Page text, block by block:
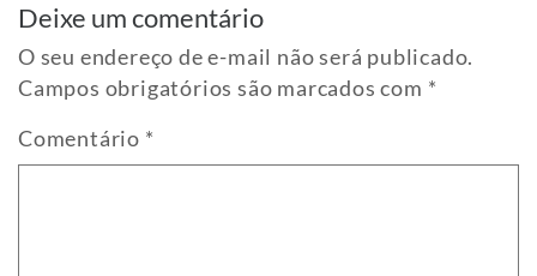
Deixe um comentário
O seu endereço de e-mail não será publicado.
Campos obrigatórios são marcados com *
Comentário *